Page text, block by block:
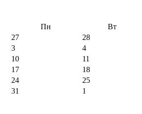
Пн
Вт
27
28
3
4
10
11
17
18
24
25
31 1